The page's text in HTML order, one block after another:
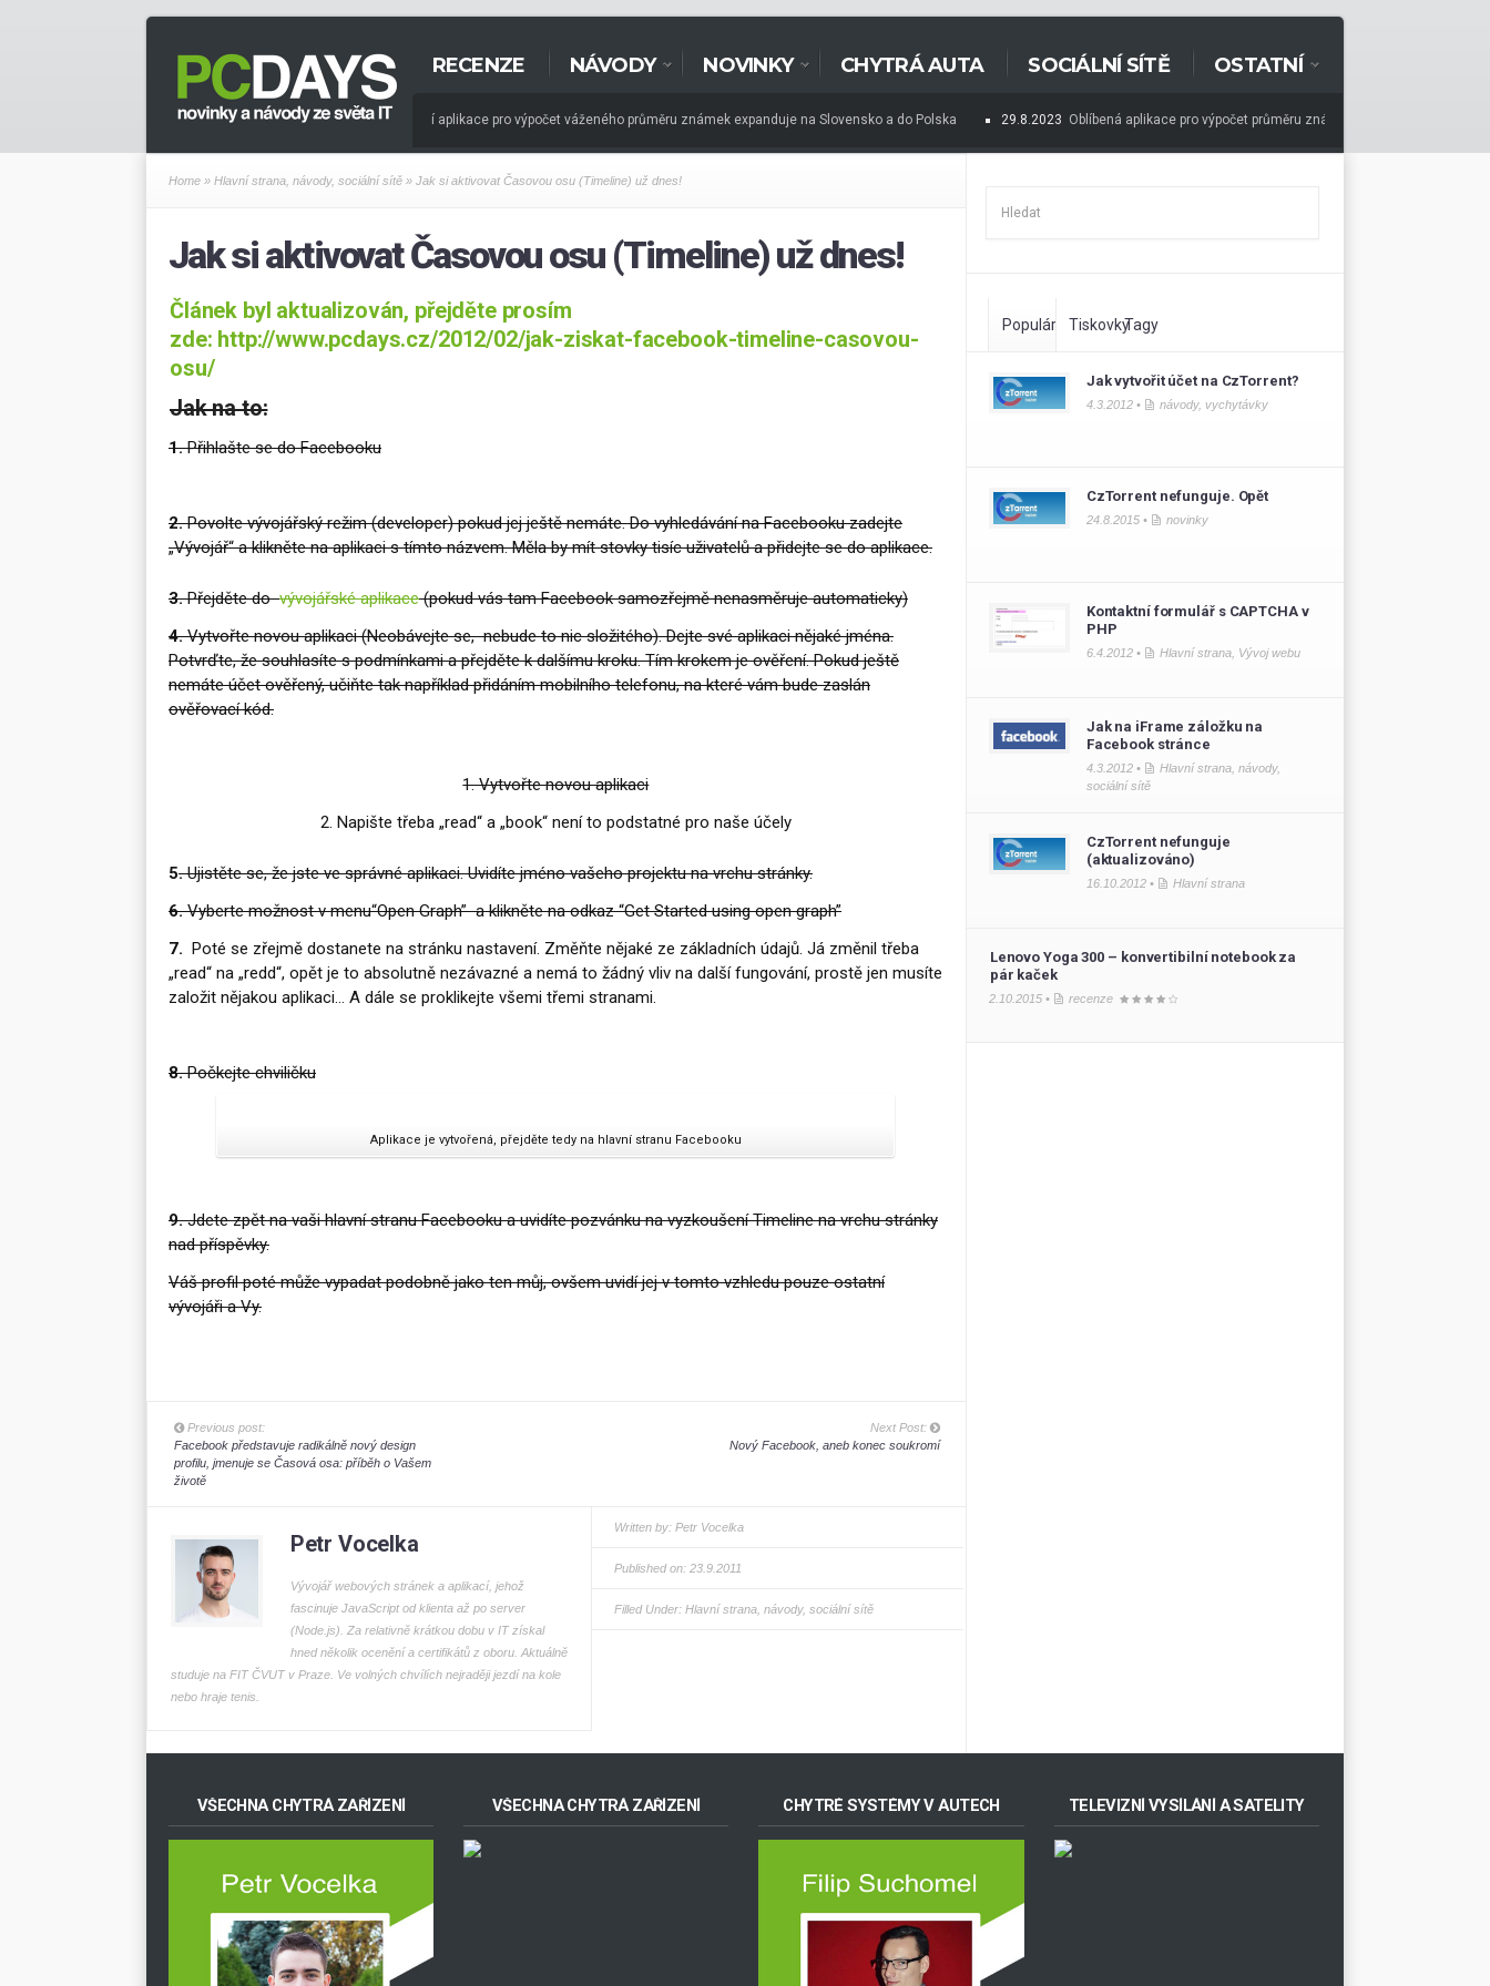
RECENZE NÁVODY NOVINKY CHYTRÁ AUTA SOCIÁLNÍ SÍTĚ OSTATNÍ
1.9.2023 Populární aplikace pro výpočet váženého průměru známek expanduje na Slovensko a do Polska 29.8.2023 Oblíbená aplikace pro výpočet průměru známek dostala redesign. Je
Home » Hlavní strana návody, sociální sítě » Jak si aktivovat Časovou osu (Timeline) už dnes!
Jak si aktivovat Časovou osu (Timeline) už dnes!
Článek byl aktualizován, přejděte prosím
zde: http://www.pcdays.cz/2012/02/jak-ziskat-facebook-timeline-casovou-
osu/
Jak na to:
1.Přihlašte se do Facebooku
2.Povolte vývojářský režim (developer) pokud jej ještě nemáte. Do vyhledávání na Facebooku zadejte
„Vývojář“ a klikněte na aplikaci s tímto názvem. Měla by mít stovky tisíc uživatelů a přidejte se do aplikace.
3.Přejděte dovývojářské aplikace(pokud vás tam Facebook samozřejmě nenasměruje automaticky)
4.Vytvořte novou aplikaci (Neobávejte se, nebude to nic složitého). Dejte své aplikaci nějaké jména.
Potvrďte, že souhlasíte s podmínkami a přejděte k dalšímu kroku. Tím krokem je ověření. Pokud ještě
nemáte účet ověřený, učiňte tak například přidáním mobilního telefonu, na které vám bude zaslán
ověřovací kód.
1. Vytvořte novou aplikaci
2. Napište třeba „read“ a „book“ není to podstatné pro naše účely
5.Ujistěte se, že jste ve správné aplikaci. Uvidíte jméno vašeho projektu na vrchu stránky.
6.Vyberte možnost v menu“Open Graph” a klikněte na odkaz “Get Started using open graph”
7. Poté se zřejmě dostanete na stránku nastavení. Změňte nějaké ze základních údajů. Já změnil třeba
„read“ na „redd“, opět je to absolutně nezávazné a nemá to žádný vliv na další fungování, prostě jen musíte
založit nějakou aplikaci… A dále se proklikejte všemi třemi stranami.
8.Počkejte chviličku
Aplikace je vytvořená, přejděte tedy na hlavní stranu Facebooku
9.Jdete zpět na vaši hlavní stranu Facebooku a uvidíte pozvánku na vyzkoušení Timeline na vrchu stránky
nad příspěvky.
Váš profil poté může vypadat podobně jako ten můj, ovšem uvidí jej v tomto vzhledu pouze ostatní
vývojáři a Vy.
Previous post:
Facebook představuje radikálně nový design
profilu, jmenuje se Časová osa: příběh o Vašem
životě
Next Post:
Nový Facebook, aneb konec soukromí
Petr Vocelka
Vývojář webových stránek a aplikací, jehož
fascinuje JavaScript od klienta až po server
(Node.js). Za relativně krátkou dobu v IT získal
hned několik ocenění a certifikátů z oboru. Aktuálně
studuje na FIT ČVUT v Praze. Ve volných chvílích nejraději jezdí na kole
nebo hraje tenis.
Written by: Petr Vocelka
Published on: 23.9.2011
Filled Under: Hlavní strana, návody, sociální sítě
Populární TiskovkyTagy
Jak vytvořit účet na CzTorrent?
4.3.2012 • návody, vychytávky
CzTorrent nefunguje. Opět
24.8.2015 • novinky
Kontaktní formulář s CAPTCHA v
PHP
6.4.2012 • Hlavní strana, Vývoj webu
Jak na iFrame záložku na
Facebook stránce
4.3.2012 • Hlavní strana, návody,
sociální sítě
CzTorrent nefunguje
(aktualizováno)
16.10.2012 • Hlavní strana
Lenovo Yoga 300 – konvertibilní notebook za
pár kaček
2.10.2015 • recenze
VŠECHNA CHYTRÁ ZAŘÍZENÍ VŠECHNA CHYTRÁ ZAŘÍZENÍ CHYTRÉ SYSTÉMY V AUTECH TELEVIZNÍ VYSÍLÁNÍ A SATELITY